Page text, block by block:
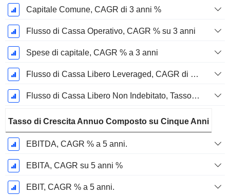
Capitale Comune, CAGR di 3 anni %
Flusso di Cassa Operativo, CAGR % su 3 anni
Spese di capitale, CAGR % a 3 anni
Flusso di Cassa Libero Leveraged, CAGR di 3 Anni %
Flusso di Cassa Libero Non Indebitato, Tasso di Crescita Annuo Composto su 3 Anni %
Tasso di Crescita Annuo Composto su Cinque Anni
EBITDA, CAGR % a 5 anni.
EBITA, CAGR su 5 anni %
EBIT, CAGR % a 5 anni.